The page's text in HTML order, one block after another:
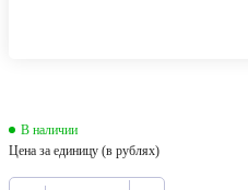
В наличии
Цена за единицу (в рублях)